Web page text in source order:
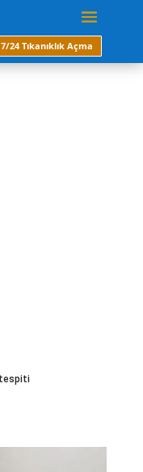
7/24 Tıkanıklık Açma
tespiti
tespiti